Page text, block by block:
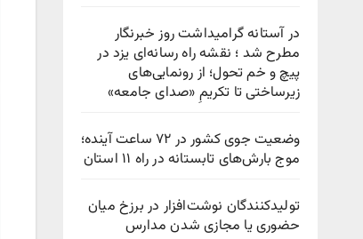
در آستانه گرامیداشت روز خبرنگار
مطرح شد ؛ نقشه راه رسانه‌ای یزد در
پیچ‌ و خم تحول؛ از رونمایی‌های
زیرساختی تا تکریمِ «صدای جامعه»
وضعیت جوی کشور در ۷۲ ساعت آینده؛
موج بارش‌های تابستانه در راه ۱۱ استان
تولیدکنندگان نوشت‌افزار در برزخ میان
حضوری یا مجازی شدن مدارس